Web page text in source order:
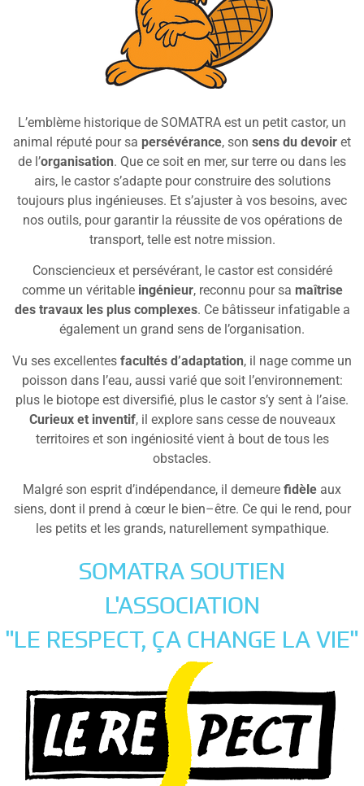
L’emblème historique de SOMATRA est un petit castor, un
animal réputé pour sa persévérance, son sens du devoir et
de l’organisation. Que ce soit en mer, sur terre ou dans les
airs, le castor s’adapte pour construire des solutions
toujours plus ingénieuses. Et s’ajuster à vos besoins, avec
nos outils, pour garantir la réussite de vos opérations de
transport, telle est notre mission.
Consciencieux et persévérant, le castor est considéré
comme un véritable ingénieur, reconnu pour sa maîtrise
des travaux les plus complexes. Ce bâtisseur infatigable a
également un grand sens de l’organisation.
Vu ses excellentes facultés d’adaptation, il nage comme un
poisson dans l’eau, aussi varié que soit l’environnement:
plus le biotope est diversifié, plus le castor s’y sent à l’aise.
Curieux et inventif, il explore sans cesse de nouveaux
territoires et son ingéniosité vient à bout de tous les
obstacles.
Malgré son esprit d’indépendance, il demeure fidèle aux
siens, dont il prend à cœur le bien–être. Ce qui le rend, pour
les petits et les grands, naturellement sympathique.
SOMATRA SOUTIEN
L'ASSOCIATION
"LE RESPECT, ÇA CHANGE LA VIE"